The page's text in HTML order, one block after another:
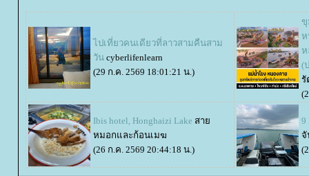
ไปเที่ยวคนเดียวที่ลาวสามคืนสาม
วัน cyberlifenlearn
(29 ก.ค. 2569 18:01:21 น.)
ขุ
ห
ห
(
รั
Ibis hotel, Honghaizi Lake สา
หมอกและก้อนเมฆ
(26 ก.ค. 2569 20:44:18 น.)
9
จั